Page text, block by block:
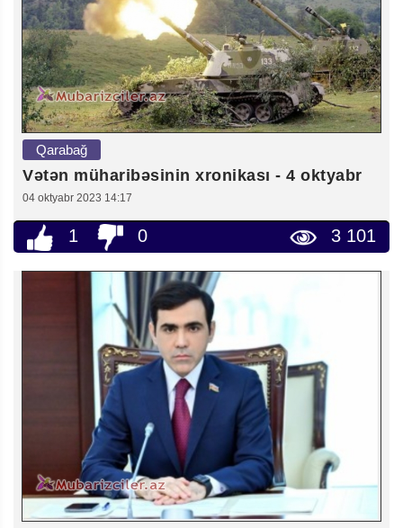
Qarabağ
Vətən müharibəsinin xronikası - 4 oktyabr
04 oktyabr 2023 14:17
1 0 3 101